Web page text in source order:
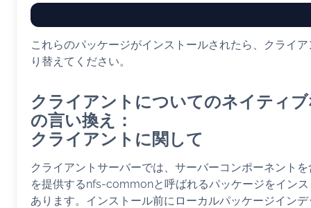
これらのパッケージがインストールされたら、クライ
り替えてください。
クライアントについてのネイティ
の言い換え：
クライアントに関して
クライアントサーバーでは、サーバーコンポーネント
を提供するnfs-commonと呼ばれるパッケージをイン
あります。インストール前にローカルパッケージイン